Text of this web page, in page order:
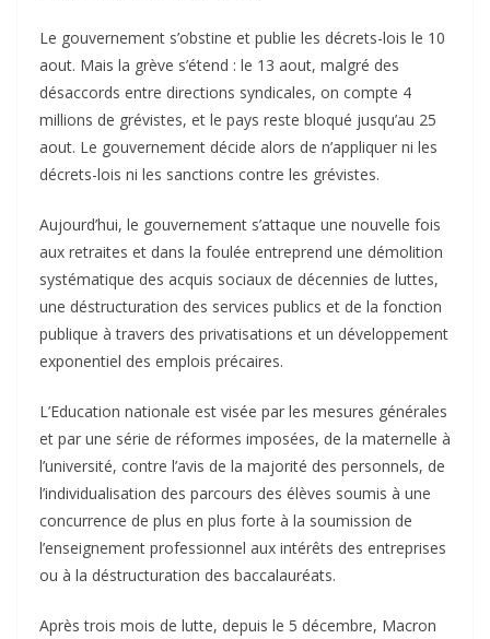
Le gouvernement s’obstine et publie les décrets-lois le 10
aout. Mais la grève s’étend : le 13 aout, malgré des
désaccords entre directions syndicales, on compte 4
millions de grévistes, et le pays reste bloqué jusqu’au 25
aout. Le gouvernement décide alors de n’appliquer ni les
décrets-lois ni les sanctions contre les grévistes.
Aujourd’hui, le gouvernement s’attaque une nouvelle fois
aux retraites et dans la foulée entreprend une démolition
systématique des acquis sociaux de décennies de luttes,
une déstructuration des services publics et de la fonction
publique à travers des privatisations et un développement
exponentiel des emplois précaires.
L’Education nationale est visée par les mesures générales
et par une série de réformes imposées, de la maternelle à
l’université, contre l’avis de la majorité des personnels, de
l’individualisation des parcours des élèves soumis à une
concurrence de plus en plus forte à la soumission de
l’enseignement professionnel aux intérêts des entreprises
ou à la déstructuration des baccalauréats.
Après trois mois de lutte, depuis le 5 décembre, Macron